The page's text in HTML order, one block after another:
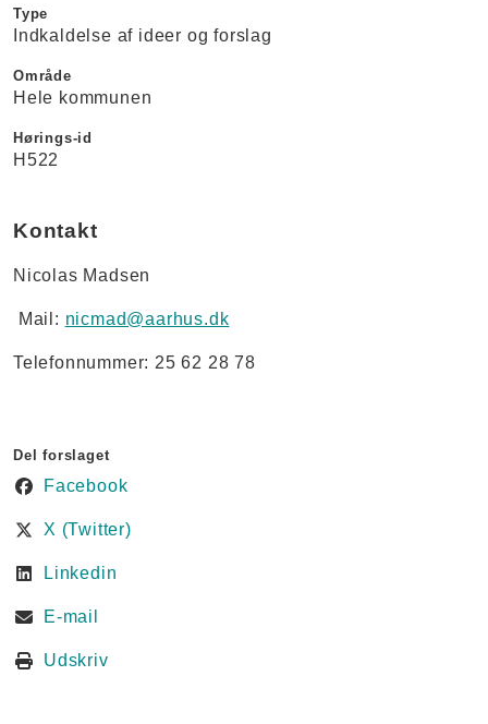
Type
Indkaldelse af ideer og forslag
Område
Hele kommunen
Hørings-id
H522
Kontakt
Nicolas Madsen
Mail: nicmad@aarhus.dk
Telefonnummer: 25 62 28 78
Del forslaget
Facebook
X (Twitter)
Linkedin
E-mail
Udskriv